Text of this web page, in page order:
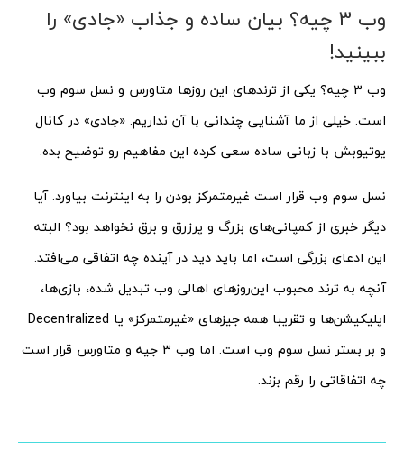
وب 3 چیه؟ بیان ساده و جذاب «جادی» را
ببینید!
وب 3 چیه؟ یکی از ترندهای این روزها متاورس و نسل سوم وب
است. خیلی از ما آشنایی چندانی با آن نداریم. «جادی» در کانال
یوتیوبش با زبانی ساده سعی کرده این مفاهیم رو توضیح بده.
نسل سوم وب قرار است غیرمتمرکز بودن را به اینترنت بیاورد. آیا
دیگر خبری از کمپانی‌های بزرگ و پرزرق و برق نخواهد بود؟ البته
این ادعای بزرگی است، اما باید دید در آینده چه اتفاقی می‌افتد.
آنچه به ترند محبوب این‌روزهای اهالی وب تبدیل شده، بازی‌ها،
اپلیکیشن‌ها و تقریبا همه جیزهای «غیرمتمرکز» یا Decentralized
و بر بستر نسل سوم وب است. اما وب 3 جیه و متاورس قرار است
چه اتفاقاتی را رقم بزند.